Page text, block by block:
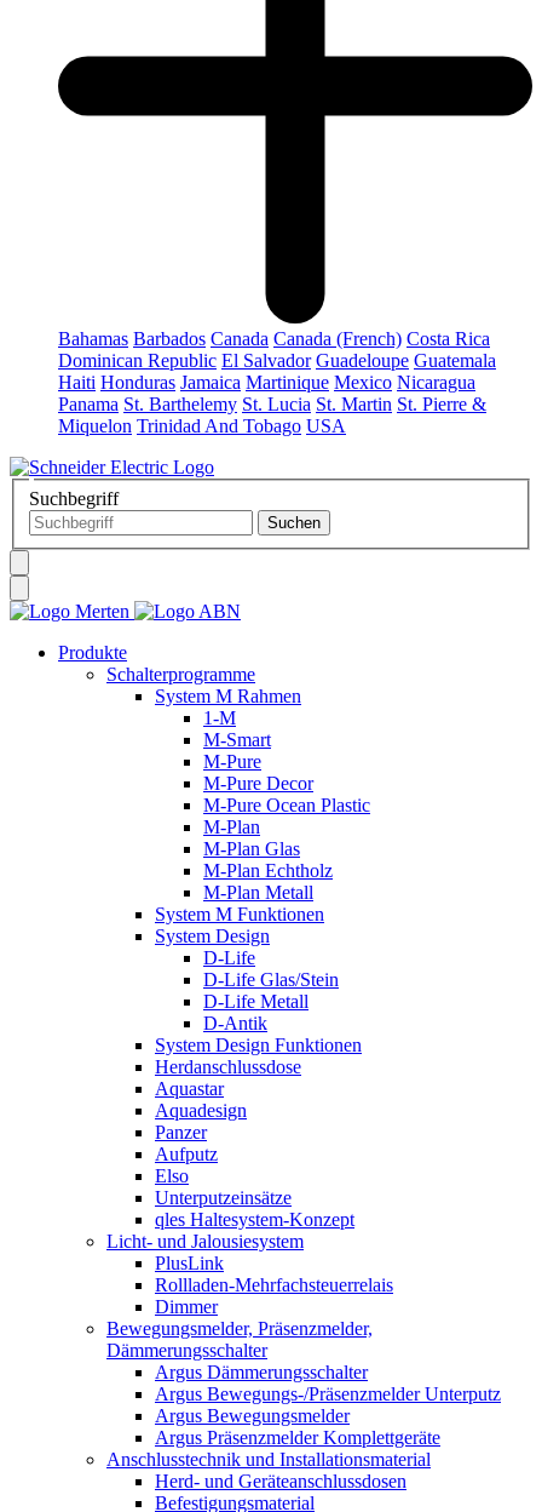
Bahamas Barbados Canada Canada (French) Costa Rica
Dominican Republic El Salvador Guadeloupe Guatemala
Haiti Honduras Jamaica Martinique Mexico Nicaragua
Panama St. Barthelemy St. Lucia St. Martin St. Pierre &
Miquelon Trinidad And Tobago USA
Suchbegriff
Produkte
Schalterprogramme
System M Rahmen
1-M
M-Smart
M-Pure
M-Pure Decor
M-Pure Ocean Plastic
M-Plan
M-Plan Glas
M-Plan Echtholz
M-Plan Metall
System M Funktionen
System Design
D-Life
D-Life Glas/Stein
D-Life Metall
D-Antik
System Design Funktionen
Herdanschlussdose
Aquastar
Aquadesign
Panzer
Aufputz
Elso
Unterputzeinsätze
qles Haltesystem-Konzept
Licht- und Jalousiesystem
PlusLink
Rollladen-Mehrfachsteuerrelais
Dimmer
Bewegungsmelder, Präsenzmelder,
Dämmerungsschalter
Argus Dämmerungsschalter
Argus Bewegungs-/Präsenzmelder Unterputz
Argus Bewegungsmelder
Argus Präsenzmelder Komplettgeräte
Anschlusstechnik und Installationsmaterial
Herd- und Geräteanschlussdosen
Befestigungsmaterial